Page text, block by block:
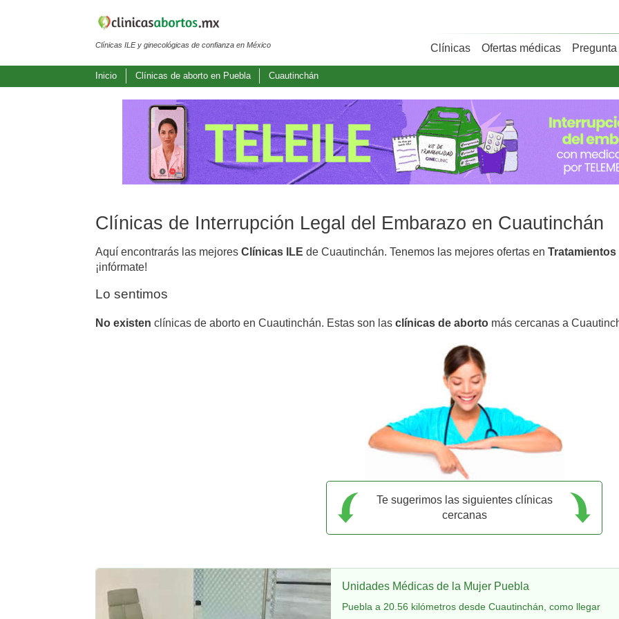
Clínicas ILE y ginecológicas de confianza en México Clínicas Ofertas médicas
Inicio Clínicas de aborto en Puebla Cuautinchán
Clínicas de Interrupción Legal del Embarazo en Cuautinchán
Aquí encontrarás las mejores Clínicas ILE de Cuautinchán. Tenemos las mejores ofertas en
¡infórmate!
Lo sentimos
No existen clínicas de aborto en Cuautinchán. Estas son las clínicas de aborto más cercanas a
Te sugerimos las siguientes clínicas
cercanas
Unidades Médicas de la Mujer Puebla
Puebla a 20.56 kilómetros desde Cuautinchán, como llegar